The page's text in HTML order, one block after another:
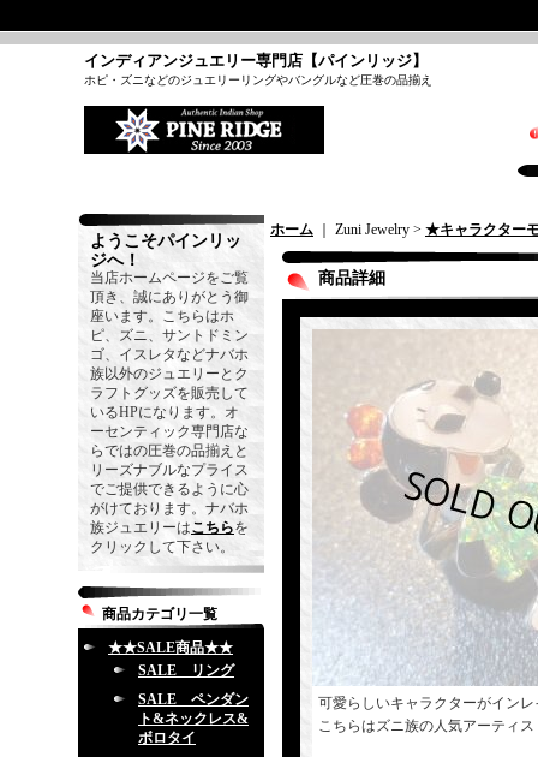
インディアンジュエリー専門店【パインリッジ】
ホピ・ズニなどのジュエリーリングやバングルなど圧巻の品揃え
ようこそパインリッ
ジへ！
当店ホームページをご覧
頂き、誠にありがとう御
座います。こちらはホ
ピ、ズニ、サントドミン
ゴ、イスレタなどナバホ
族以外のジュエリーとク
ラフトグッズを販売して
いるHPになります。オ
ーセンティック専門店な
らではの圧巻の品揃えと
リーズナブルなプライス
でご提供できるように心
がけております。ナバホ
族ジュエリーはこちらを
クリックして下さい。
商品カテゴリ一覧
★★SALE商品★★
SALE リング
SALE ペンダン
ト&ネックレス&
ボロタイ
ホーム ｜ Zuni Jewelry > ★キャラクター
商品詳細
可愛らしいキャラクターがイン
こちらはズニ族の人気アーティ